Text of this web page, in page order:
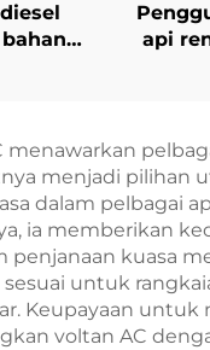
api
menawarkan
menjadi pilihan
dalam pelbagai
ia memberikan
penjanaan kuasa
untuk
Keupayaan
voltan AC